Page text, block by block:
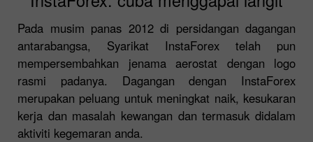
Pada musim panas 2012 di persidangan dagangan
antarabangsa, Syarikat InstaForex telah pun
mempersembahkan jenama aerostat dengan logo
rasmi padanya. Dagangan dengan InstaForex
merupakan peluang untuk meningkat naik, kesukaran
kerja dan masalah kewangan dan termasuk didalam
aktiviti kegemaran anda.